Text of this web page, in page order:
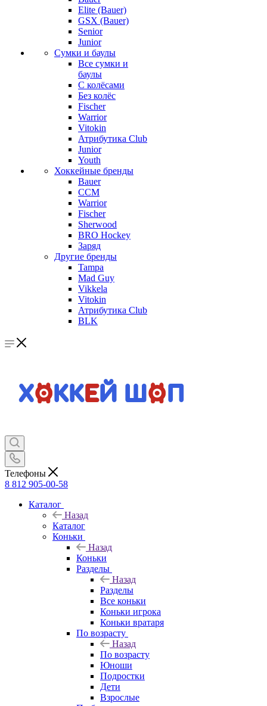
Elite (Bauer)
GSX (Bauer)
Senior
Junior
Сумки и баулы
Все сумки и
баулы
С колёсами
Без колёс
Fischer
Warrior
Vitokin
Атрибутика Club
Junior
Youth
Хоккейные бренды
Bauer
CCM
Warrior
Fischer
Sherwood
BRO Hockey
Заряд
Другие бренды
Tampa
Mad Guy
Vikkela
Vitokin
Атрибутика Club
BLK
Телефоны
8 812 905-00-58
Каталог
Назад
Каталог
Коньки
Назад
Коньки
Разделы
Назад
Разделы
Все коньки
Коньки игрока
Коньки вратаря
По возрасту
Назад
По возрасту
Юноши
Подростки
Дети
Взрослые